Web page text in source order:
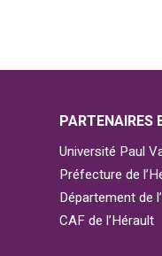
PARTENAIRES
Université Paul
Préfecture de
Département de
CAF de l’Hérault